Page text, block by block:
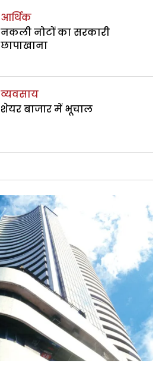
आर्थिक
नकली नोटों का सरकारी
छापाखाना
व्यवसाय
शेयर बाजार में भूचाल